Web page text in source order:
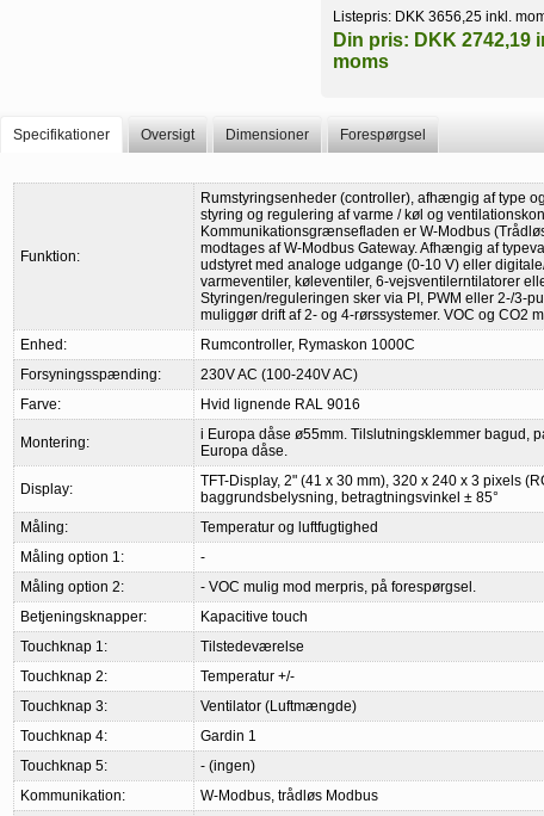
Listepris: DKK 3656,25 inkl.
Din pris: DKK 2742,19
moms
Specifikationer Oversigt Dimensioner Forespørgsel
Funktion:
Rumstyringsenheder (controller), afhængig af type
styring og regulering af varme / køl og
Kommunikationsgrænsefladen er W-Modbus
modtages af W-Modbus Gateway. Afhængig af
udstyret med analoge udgange (0-10 V) eller
varmeventiler, køleventiler, 6-vejsventilerntilatorer
Styringen/reguleringen sker via PI, PWM eller 2-/3-
muliggør drift af 2- og 4-rørssystemer. VOC og CO2
Enhed:
Rumcontroller, Rymaskon 1000C
Forsyningsspænding:
230V AC (100-240V AC)
Farve:
Hvid lignende RAL 9016
Montering:
i Europa dåse ø55mm. Tilslutningsklemmer bagud,
Europa dåse.
Display:
TFT-Display, 2" (41 x 30 mm), 320 x 240 x 3 pixels
baggrundsbelysning, betragtningsvinkel ± 85°
Måling:
Temperatur og luftfugtighed
Måling option 1:
-
Måling option 2:
- VOC mulig mod merpris, på forespørgsel.
Betjeningsknapper:
Kapacitive touch
Touchknap 1:
Tilstedeværelse
Touchknap 2:
Temperatur +/-
Touchknap 3:
Ventilator (Luftmængde)
Touchknap 4:
Gardin 1
Touchknap 5:
- (ingen)
Kommunikation:
W-Modbus, trådløs Modbus